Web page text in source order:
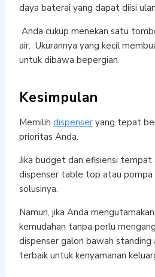
daya baterai yang dapat diisi
Anda cukup menekan satu
air. Ukurannya yang kecil
untuk dibawa bepergian.
Kesimpulan
Memilih dispenser yang tepat
prioritas Anda.
Jika budget dan efisiensi tempat
dispenser table top atau pompa
solusinya.
Namun, jika Anda
kemudahan tanpa perlu
dispenser galon bawah standing
terbaik untuk kenyamanan